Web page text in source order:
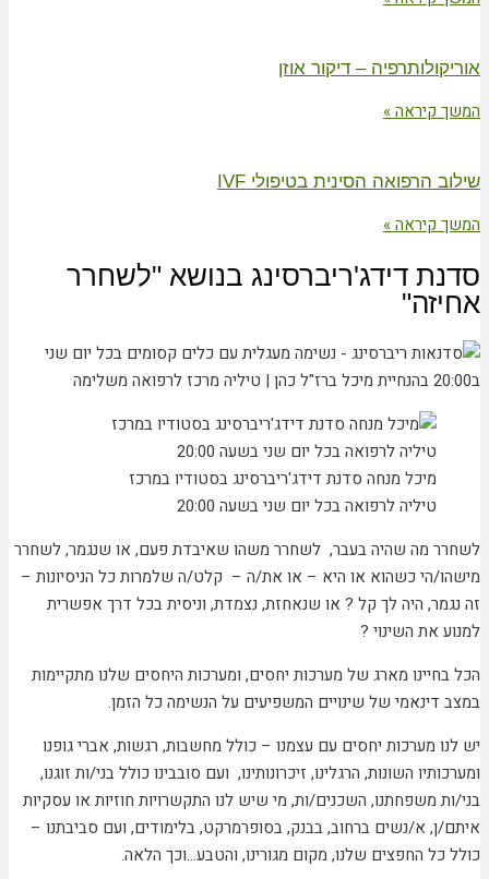
אוריקולותרפיה – דיקור אוזן
המשך קיראה »
שילוב הרפואה הסינית בטיפולי IVF
המשך קיראה »
סדנת דידג'ריברסינג בנושא "לשחרר
אחיזה"
מיכל מנחה סדנת דידג'ריברסינג בסטודיו במרכז
טיליה לרפואה בכל יום שני בשעה 20:00
לשחרר מה שהיה בעבר, לשחרר משהו שאיבדת פעם, או שנגמר, לשחרר
מישהו/הי כשהוא או היא – או את/ה – קלט/ה שלמרות כל הניסיונות –
זה נגמר, היה לך קל ? או שנאחזת, נצמדת, וניסית בכל דרך אפשרית
למנוע את השינוי ?
הכל בחיינו מארג של מערכות יחסים, ומערכות היחסים שלנו מתקיימות
במצב דינאמי של שינויים המשפיעים על הנשימה כל הזמן.
יש לנו מערכות יחסים עם עצמנו – כולל מחשבות, רגשות, אברי גופנו
ומערכותיו השונות, הרגלינו, זיכרונותינו, ועם סובבינו כולל בני/ות זוגנו,
בני/ות משפחתנו, השכנים/ות, מי שיש לנו התקשרויות חוזיות או עסקיות
איתם/ן, א/נשים ברחוב, בבנק, בסופרמרקט, בלימודים, ועם סביבתנו –
כולל כל החפצים שלנו, מקום מגורינו, והטבע…וכך הלאה.